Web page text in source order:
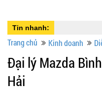
Tin nhanh:
Trang chủ Kinh doanh
Đại lý Mazda
Hải